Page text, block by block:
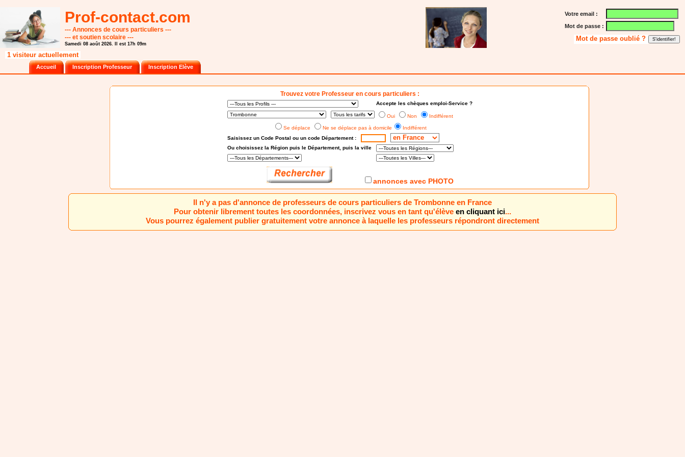
Prof-contact.com
--- Annonces de cours particuliers ---
--- et soutien scolaire ---
Samedi 08 août 2026. Il est 17h 09m
Votre email :
Mot de passe :
Mot de passe oublié ?
1 visiteur actuellement
Accueil Inscription Professeur Inscription Elève
Trouvez votre Professeur en cours particuliers :
Accepte les chèques emploi-Service ?
Oui Non Indifférent
Se déplace Ne se déplace pas à domicile
Indifférent
Saisissez un Code Postal ou un code Département :
Ou choisissez la Région puis le Département, puis la ville
annonces avec PHOTO
Il n'y a pas d'annonce de professeurs de cours particuliers de Trombonne en France
Pour obtenir librement toutes les coordonnées, inscrivez vous en tant qu'élève en cliquant ici...
Vous pourrez également publier gratuitement votre annonce à laquelle les professeurs répondront directement